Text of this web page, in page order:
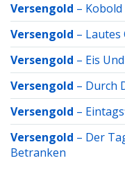
Versengold –
Versengold – Lautes
Versengold – Eis
Versengold – Durch
Versengold –
Versengold – Der
Betranken